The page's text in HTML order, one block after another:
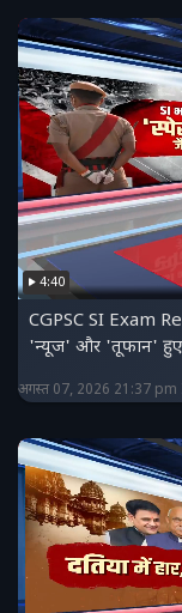
4:40
CGPSC SI Exam
'न्यूज' और 'तूफान' हुए
अगस्त 07, 2026 21:37 pm